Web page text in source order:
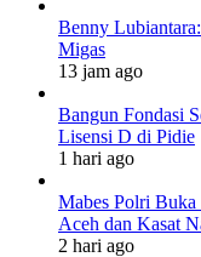
Benny
Migas
13 jam ago
Bangun Fondasi
Lisensi D di Pidie
1 hari ago
Mabes Polri Buka
Aceh dan Kasat
2 hari ago